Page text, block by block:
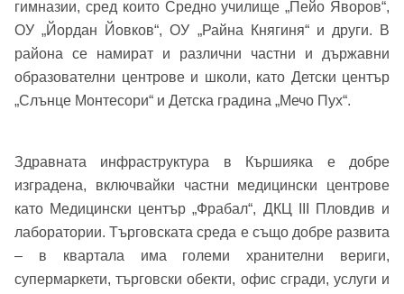
Имейл Адрес
Забравена парола?
Вход
гимназии, сред които Средно училище „Пейо Яворов“,
ОУ „Йордан Йовков“, ОУ „Райна Княгиня“ и други. В
района се намират и различни частни и държавни
образователни центрове и школи, като Детски център
„Слънце Монтесори“ и Детска градина „Мечо Пух“.
Здравната инфраструктура в Кършияка е добре
изградена, включвайки частни медицински центрове
като Медицински център „Фрабал“, ДКЦ III Пловдив и
лаборатории. Търговската среда е също добре развита
– в квартала има големи хранителни вериги,
супермаркети, търговски обекти, офис сгради, услуги и
Имейл адрес*
Телефон*
Вашето запитване стигна до нас. Ще
се обадим възможно най-бързо.